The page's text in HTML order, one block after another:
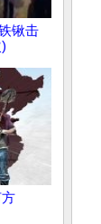
锹击